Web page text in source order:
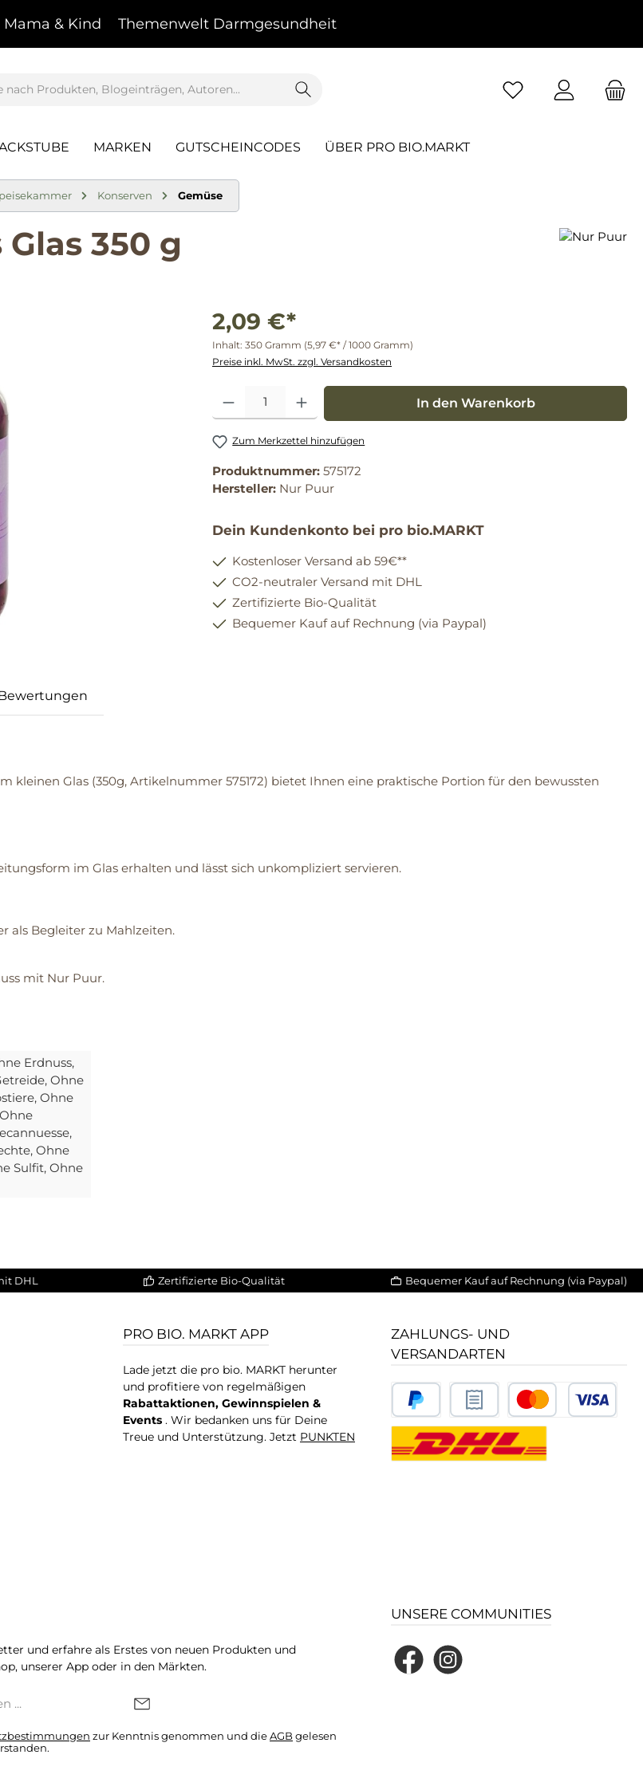
Mama & Kind Themenwelt Darmgesundheit
MARKEN GUTSCHEINCODES ÜBER PRO BIO.MARKT
Konserven Gemüse
350 g
2,09 €*
Inhalt: 350 Gramm (5,97 €* / 1000 Gramm)
Preise inkl. MwSt. zzgl. Versandkosten
Produkt Anzahl: Gib den gewünschten Wert ein oder benutze die Schaltflächen um die
In den Warenkorb
Zum Merkzettel hinzufügen
Produktnummer: 575172
Hersteller: Nur Puur
Dein Kundenkonto bei pro bio.MARKT
Kostenloser Versand ab 59€**
CO2-neutraler Versand mit DHL
Zertifizierte Bio-Qualität
Bequemer Kauf auf Rechnung (via Paypal)
kleinen Glas (350g, Artikelnummer 575172) bietet Ihnen eine praktische Portion für den bewussten
im Glas erhalten und lässt sich unkompliziert servieren.
als Begleiter zu Mahlzeiten.
mit Nur Puur.
Erdnuss,
, Ohne
, Ohne
,
, Ohne
Sulfit, Ohne
DHL Zertifizierte Bio-Qualität Bequemer Kauf auf Rechnung (via Paypal)
PRO BIO. MARKT APP
Lade jetzt die pro bio. MARKT herunter
und profitiere von regelmäßigen
Rabattaktionen, Gewinnspielen &
Events . Wir bedanken uns für Deine
Treue und Unterstützung. Jetzt PUNKTEN
ZAHLUNGS- UND
VERSANDARTEN
und erfahre als Erstes von neuen Produkten und
unserer App oder in den Märkten.
zur Kenntnis genommen und dieAGBgelesen
UNSERE COMMUNITIES
FacebookInstagram